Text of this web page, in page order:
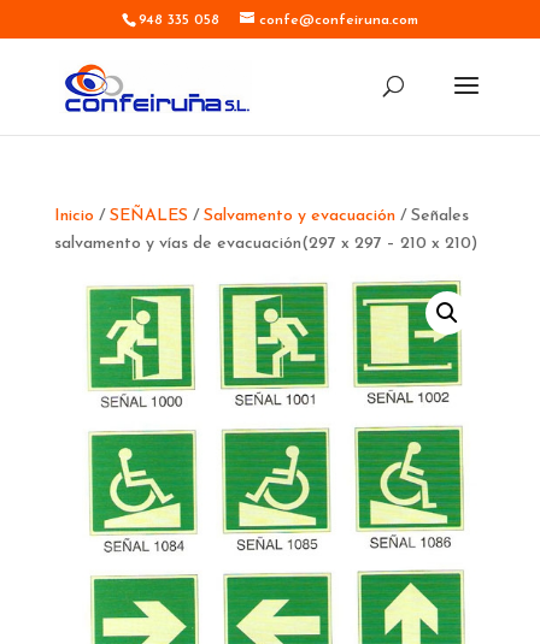
948 335 058 confe@confeiruna.com
Inicio / SEÑALES / Salvamento y evacuación/ Señales
salvamento y vías de evacuación(297 x 297 – 210 x 210)